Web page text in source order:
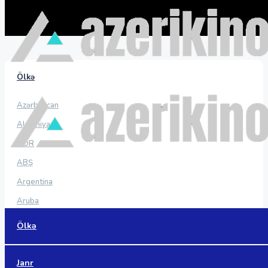
Ölkə
Janr
Ölkə
Azərbaycan
Almaniya
ADR
ABŞ
Argentina
Aruba
Avstraliya
Baham adaları